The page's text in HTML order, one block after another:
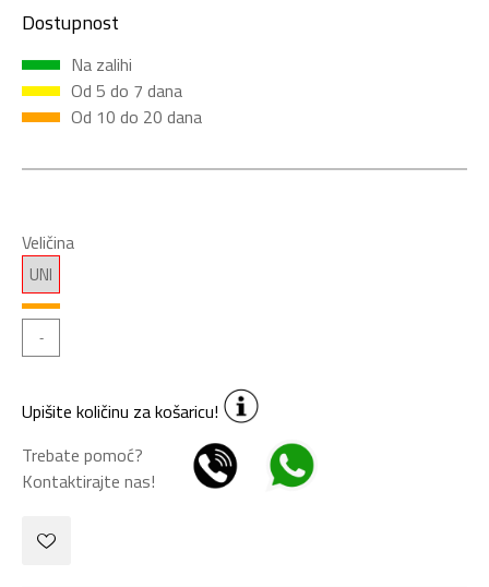
Dostupnost
Na zalihi
Od 5 do 7 dana
Od 10 do 20 dana
Veličina
UNI
Upišite količinu za košaricu!
Trebate pomoć?
Kontaktirajte nas!